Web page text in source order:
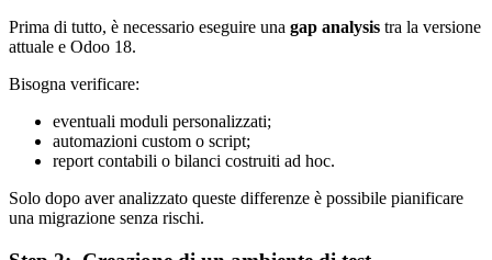
Prima di tutto, è necessario eseguire una gap analysis tra la versione
attuale e Odoo 18.
Bisogna verificare:
eventuali moduli personalizzati;
automazioni custom o script;
report contabili o bilanci costruiti ad hoc.
Solo dopo aver analizzato queste differenze è possibile pianificare
una migrazione senza rischi.